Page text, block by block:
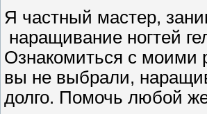
Я частный мастер,
наращивание ногтей
Ознакомиться с
вы не выбрали,
долго. Помочь любой